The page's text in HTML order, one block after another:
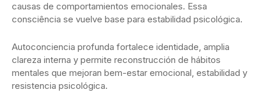
causas de comportamientos emocionales. Essa
consciência se vuelve base para estabilidad psicológica.
Autoconciencia profunda fortalece identidade, amplia
clareza interna y permite reconstrucción de hábitos
mentales que mejoran bem-estar emocional, estabilidad y
resistencia psicológica.